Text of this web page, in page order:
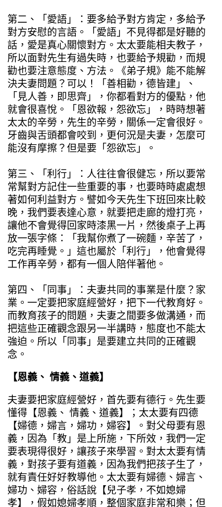
第二、「愛語」：要多給予對方肯定，多給予
對方安慰的言語。「愛語」不見得都是好聽的
話，愛是真心關懷對方。太太要能相夫教子，
所以面對先生有過失時，也要給予規勸，而規
勸也要注意態度、方法。《弟子規》能不能解
決夫妻問題？可以！「善相勸，德皆建」、
「見人善，即思齊」，你都看對方的優點，他
就會很喜悅。「恩欲報，怨欲忘」，時時想著
太太的辛勞，先生的辛勞，關係一定會很好。
牙齒與舌頭都會咬到，更何況是夫妻，怎麼可
能沒有摩擦？但是要「怨欲忘」。
第三、「利行」：人往往會很健忘，所以要常
常幫對方記住一些重要的事，也要時時處處想
著如何利益對方。譬如今天先生下班回來比較
晚，我們要表達心意，就要把走廊的燈打亮，
讓他不會覺得回家時漆黑一片，然後桌子上再
放一張字條：「我幫你煮了一碗麵，辛苦了，
吃完再睡覺。」這也屬於「利行」，他會覺得
工作再辛勞，都有一個人陪伴著他。
第四、「同事」：夫妻共同的事業是什麼？家
業。一定要把家庭經營好，把下一代教育好。
而教育孩子的問題，夫妻之間要多做溝通，而
把這些正確觀念跟另一半講時，態度也不能太
強迫。所以「同事」是要建立共同的正確觀
念。
【恩義、 情義、道義】
夫妻要把家庭經營好，首先要有德行。先生要
懂得【恩義、 情義、道義】；太太要有四德
【婦德，婦言，婦功，婦容】。對父母要有恩
義，因為「教」是上所施，下所效，我們一定
要表現得很好，讓孩子來學習。對太太要有情
義，對孩子要有道義，因為我們把孩子生了，
就有責任好好教導他。太太要有婦德、婦言、
婦功、婦容，俗話說【兒子孝，不如媳婦
孝】，假如媳婦孝順，整個家庭非常和樂；但